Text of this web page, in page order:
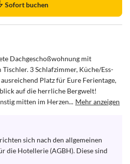
Sofort buchen
Dachgeschoßwohnung mit
3 Schlafzimmer, Küche/Ess-
Platz für Eure Ferientage,
auf die herrliche Bergwelt!
mitten im Herzen... Mehr anzeigen
sich nach den allgemeinen
die Hotellerie (AGBH). Diese sind